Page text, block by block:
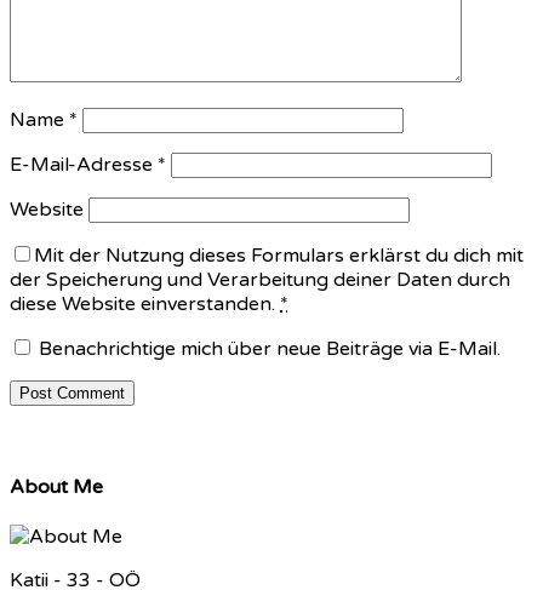
Name *
E-Mail-Adresse *
Website
Mit der Nutzung dieses Formulars erklärst du dich mit
der Speicherung und Verarbeitung deiner Daten durch
diese Website einverstanden. *
Benachrichtige mich über neue Beiträge via E-Mail.
About Me
Katii - 33 - OÖ